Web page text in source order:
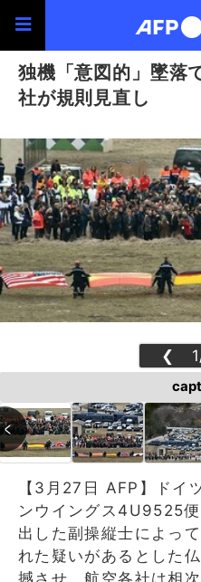
独機「意図的」墜落
社が規則見直し
❮
【3月27日 AFP】ドイ
ンウイングス4U9525
出した副操縦士によっ
れた疑いがあるとした
撼させ、航空各社は相